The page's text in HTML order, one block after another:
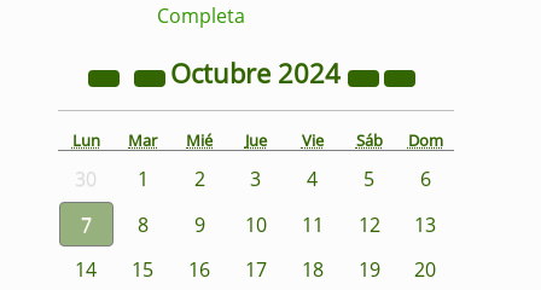
Completa
Octubre 2024
Lun Mar Mié Jue Vie Sáb Dom
30 1 2 3 4 5
6
7
8 9 10 11 12
13
14
15 16 17 18 19
20